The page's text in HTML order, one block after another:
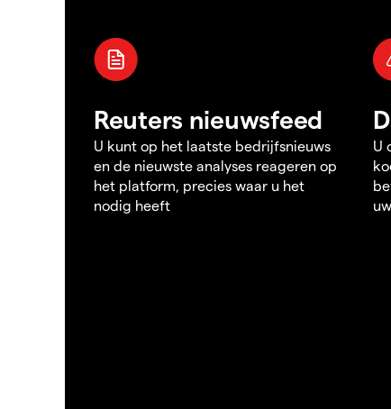
Reuters nieuwsfeed
U kunt op het laatste bedrijfsnieuws
en de nieuwste analyses reageren op
het platform, precies waar u het
nodig heeft
U